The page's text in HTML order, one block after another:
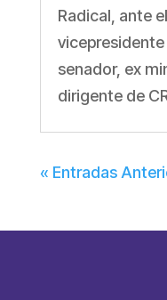
Radical, ante
vicepresidente
senador, ex
dirigente de
« Entradas